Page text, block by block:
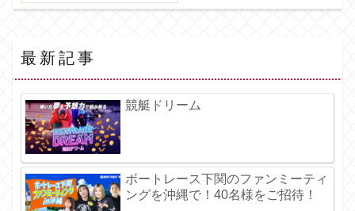
最新記事
競艇ドリーム
ボートレース下関のファンミーティ
ングを沖縄で！40名様をご招待！